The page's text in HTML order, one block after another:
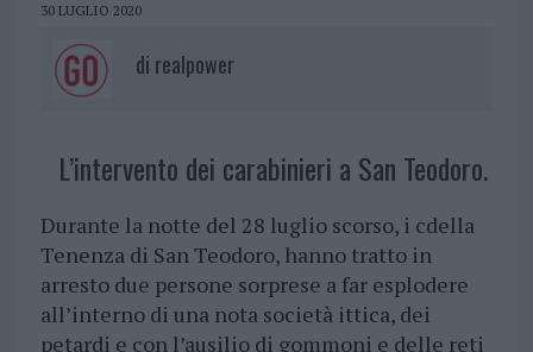
30 LUGLIO 2020
di realpower
L’intervento dei carabinieri a San Teodoro.
Durante la notte del 28 luglio scorso, i cdella
Tenenza di San Teodoro, hanno tratto in
arresto due persone sorprese a far esplodere
all’interno di una nota società ittica, dei
petardi e con l’ausilio di gommoni e delle reti